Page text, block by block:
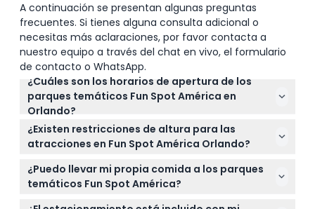
Política de Cancelación
A continuación se presentan algunas preguntas
frecuentes. Si tienes alguna consulta adicional o
necesitas más aclaraciones, por favor contacta a
nuestro equipo a través del chat en vivo, el formulario
de contacto o WhatsApp.
¿Cuáles son los horarios de apertura de los
parques temáticos Fun Spot América en
Orlando?
Fun Spot América está abierto de lunes a jueves de
2 PM a medianoche, viernes de mediodía a
medianoche, y sábados y domingos de 10 AM a
medianoche (sujeto a cambios — por favor
confirma al momento de reservar).
¿Existen restricciones de altura para las
atracciones en Fun Spot América Orlando?
Sí, los requisitos de altura varían según la atracción
para garantizar la seguridad. Puedes consultar las
restricciones específicas durante el proceso de
¿Puedo llevar mi propia comida a los parques
temáticos Fun Spot América?
No se permite comida externa en el parque, pero